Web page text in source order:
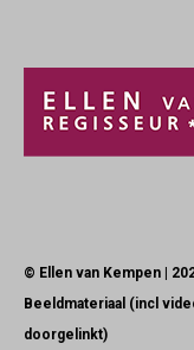
© Ellen van Kempen |
Beeldmateriaal (incl
doorgelinkt)